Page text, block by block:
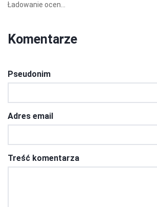
Ładowanie ocen...
Komentarze
Pseudonim
Adres email
Treść komentarza